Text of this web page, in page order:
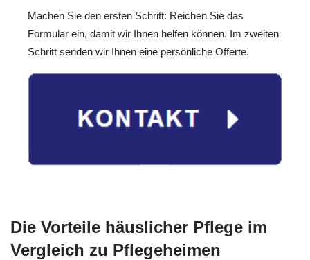
Machen Sie den ersten Schritt: Reichen Sie das
Formular ein, damit wir Ihnen helfen können. Im zweiten
Schritt senden wir Ihnen eine persönliche Offerte.
Die Vorteile häuslicher Pflege im
Vergleich zu Pflegeheimen